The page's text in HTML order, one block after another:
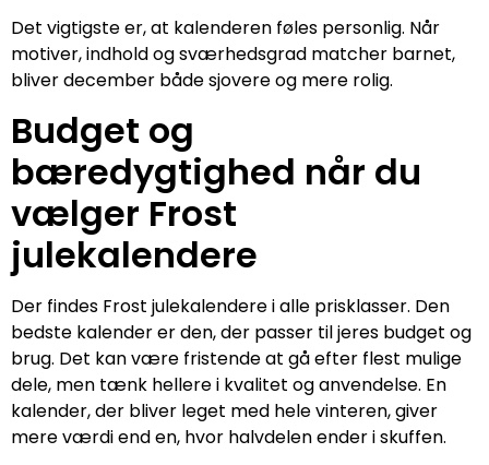
Det vigtigste er, at kalenderen føles personlig. Når
motiver, indhold og sværhedsgrad matcher barnet,
bliver december både sjovere og mere rolig.
Budget og
bæredygtighed når du
vælger Frost
julekalendere
Der findes Frost julekalendere i alle prisklasser. Den
bedste kalender er den, der passer til jeres budget og
brug. Det kan være fristende at gå efter flest mulige
dele, men tænk hellere i kvalitet og anvendelse. En
kalender, der bliver leget med hele vinteren, giver
mere værdi end en, hvor halvdelen ender i skuffen.